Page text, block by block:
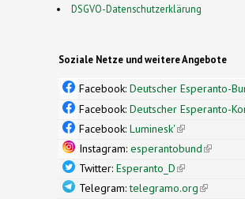
DSGVO-Datenschutzerklärung
Soziale Netze und weitere Angebote
Facebook: Deutscher Esperanto-
Facebook: Deutscher Esperanto-
Facebook: Luminesk'(link is external)
Instagram: esperantobund(link is
Twitter: Esperanto_D(link is external)
Telegram:telegramo.org(link is